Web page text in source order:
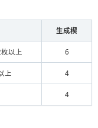
生成楔
以上 6
上 4
4